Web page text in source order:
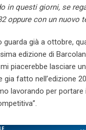
in questi giorni, se
oppure con un nuovo
guarda già a ottobre,
edizione di
piacerebbe lasciare
gia fatto nell’edizione
lavorando per portare